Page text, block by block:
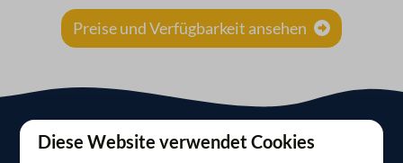
Preise und Verfügbarkeit ansehen
Diese Website verwendet Cookies